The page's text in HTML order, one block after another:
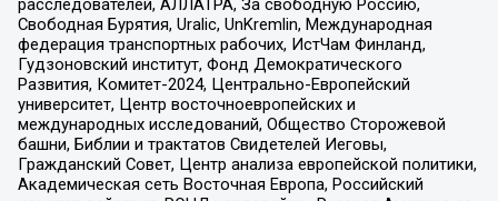
расследователей, АЛЛАТРА, За свободную Россию,
Свободная Бурятия, Uralic, UnKremlin, Международная
федерация транспортных рабочих, ИстЧам Финланд,
Гудзоновский институт, Фонд Демократического
Развития, Комитет-2024, Центрально-Европейский
университет, Центр восточноевропейских и
международных исследований, Общество Сторожевой
башни, Библии и трактатов Свидетелей Иеговы,
Гражданский Совет, Центр анализа европейской политики,
Академическая сеть Восточная Европа, Российский